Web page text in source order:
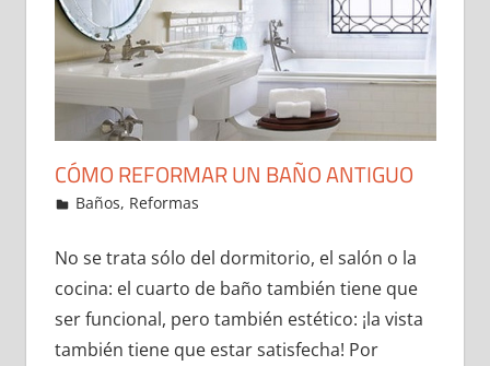
CÓMO REFORMAR UN BAÑO ANTIGUO
23 de December de 2021
ideas2021
Baños, Reformas
No se trata sólo del dormitorio, el salón o la
cocina: el cuarto de baño también tiene que
ser funcional, pero también estético: ¡la vista
también tiene que estar satisfecha! Por